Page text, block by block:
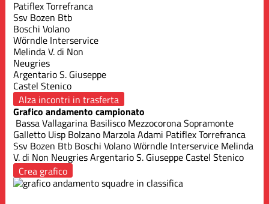
Patiflex Torrefranca
Ssv Bozen Btb
Boschi Volano
Wörndle Interservice
Melinda V. di Non
Neugries
Argentario S. Giuseppe
Castel Stenico
Alza incontri in trasferta
Grafico andamento campionato
Bassa Vallagarina Basilisco MezzocoronaSopramonte
Galletto Uisp Bolzano Marzola Adami Patiflex Torrefranca
Ssv Bozen Btb Boschi VolanoWörndle Interservice Melinda
V. di Non NeugriesArgentario S. Giuseppe Castel Stenico
Crea grafico